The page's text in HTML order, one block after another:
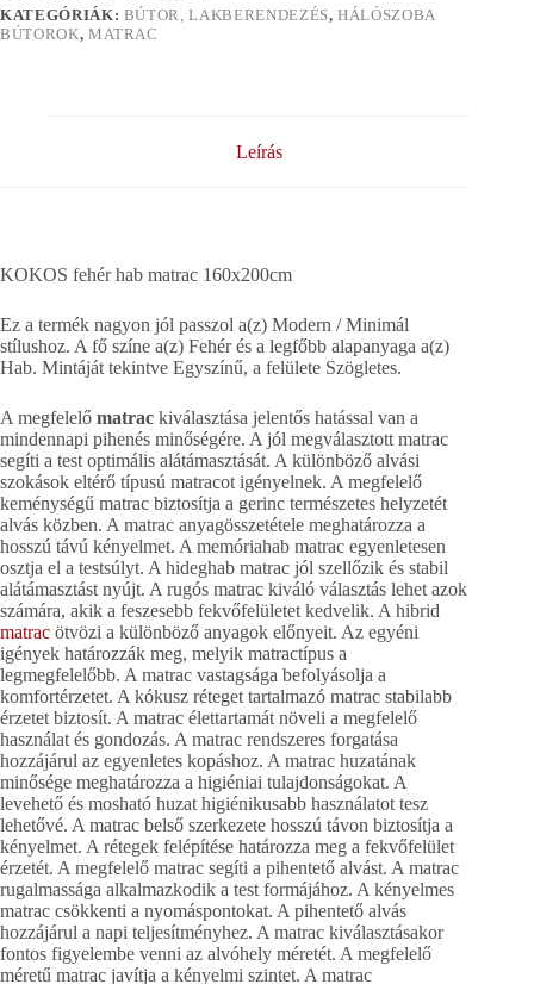
KATEGÓRIÁK: BÚTOR, LAKBERENDEZÉS,HÁLÓSZOBA
BÚTOROK, MATRAC
Leírás
KOKOS fehér hab matrac 160x200cm
Ez a termék nagyon jól passzol a(z) Modern / Minimál
stílushoz. A fő színe a(z) Fehér és a legfőbb alapanyaga a(z)
Hab. Mintáját tekintve Egyszínű, a felülete Szögletes.
A megfelelő matrac kiválasztása jelentős hatással van a
mindennapi pihenés minőségére. A jól megválasztott matrac
segíti a test optimális alátámasztását. A különböző alvási
szokások eltérő típusú matracot igényelnek. A megfelelő
keménységű matrac biztosítja a gerinc természetes helyzetét
alvás közben. A matrac anyagösszetétele meghatározza a
hosszú távú kényelmet. A memóriahab matrac egyenletesen
osztja el a testsúlyt. A hideghab matrac jól szellőzik és stabil
alátámasztást nyújt. A rugós matrac kiváló választás lehet azok
számára, akik a feszesebb fekvőfelületet kedvelik. A hibrid
matrac ötvözi a különböző anyagok előnyeit. Az egyéni
igények határozzák meg, melyik matractípus a
legmegfelelőbb. A matrac vastagsága befolyásolja a
komfortérzetet. A kókusz réteget tartalmazó matrac stabilabb
érzetet biztosít. A matrac élettartamát növeli a megfelelő
használat és gondozás. A matrac rendszeres forgatása
hozzájárul az egyenletes kopáshoz. A matrac huzatának
minősége meghatározza a higiéniai tulajdonságokat. A
levehető és mosható huzat higiénikusabb használatot tesz
lehetővé. A matrac belső szerkezete hosszú távon biztosítja a
kényelmet. A rétegek felépítése határozza meg a fekvőfelület
érzetét. A megfelelő matrac segíti a pihentető alvást. A matrac
rugalmassága alkalmazkodik a test formájához. A kényelmes
matrac csökkenti a nyomáspontokat. A pihentető alvás
hozzájárul a napi teljesítményhez. A matrac kiválasztásakor
fontos figyelembe venni az alvóhely méretét. A megfelelő
méretű matrac javítja a kényelmi szintet. A matrac